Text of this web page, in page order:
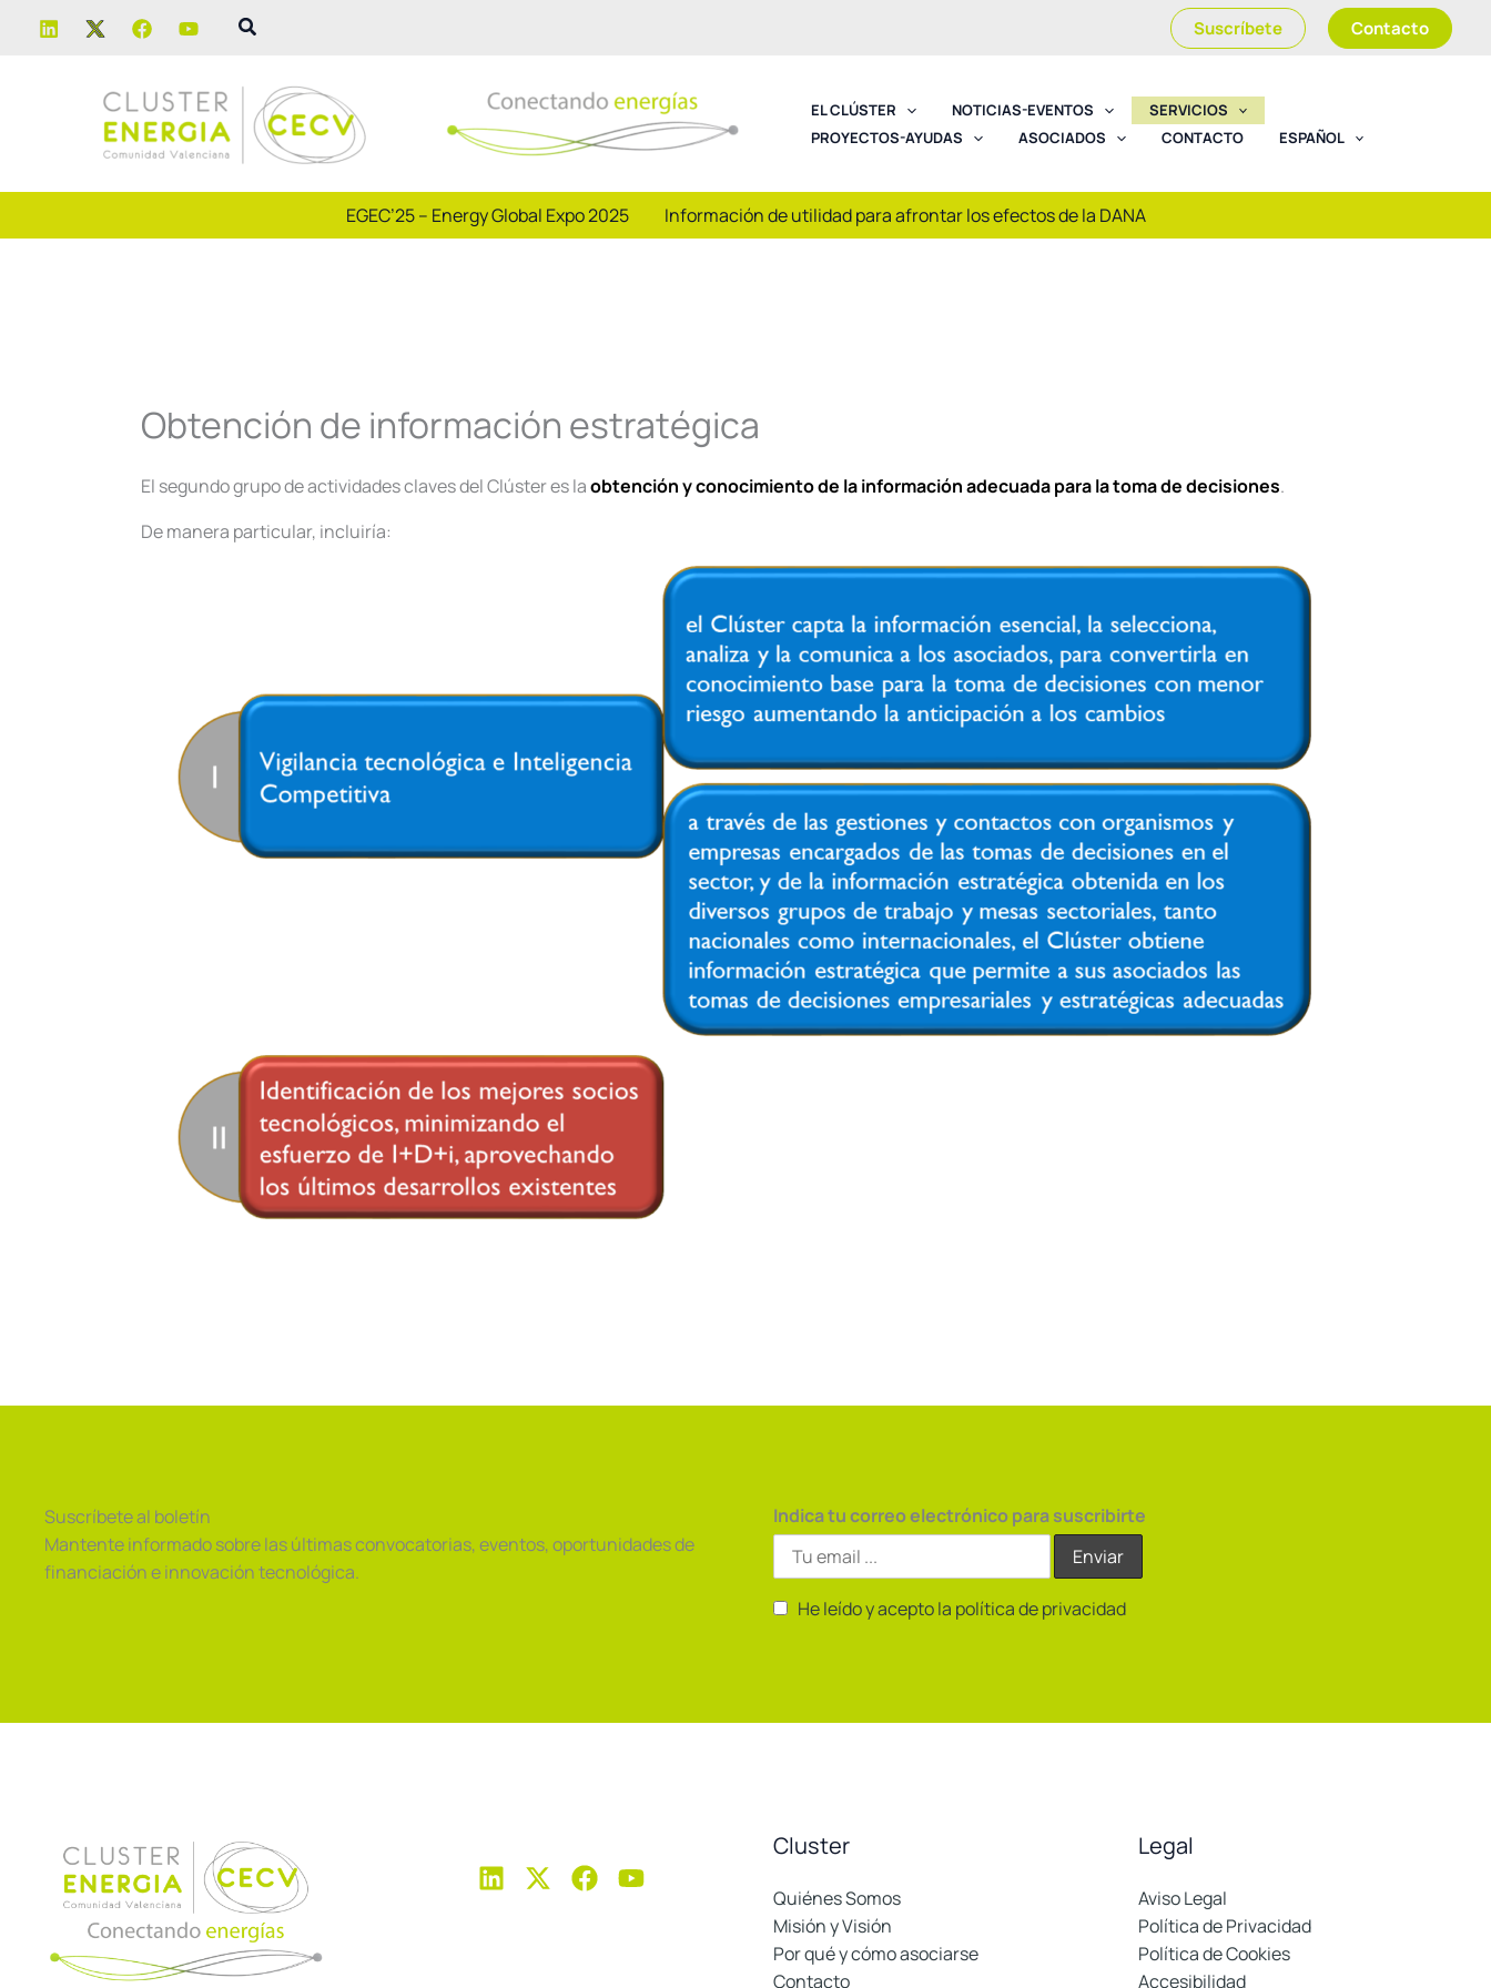
Buscar Suscríbete Contacto
EL CLÚSTER NOTICIAS-EVENTOS
SERVICIOS
PROYECTOS-AYUDAS
ASOCIADOS CONTACTO ESPAÑOL
EGEC’25 – Energy Global Expo 2025 Información de utilidad para afrontar los efectos de la DANA
Obtención de información estratégica
El segundo grupo de actividades claves del Clúster es laobtención y conocimiento de la información adecuada para la toma de decisiones.
De manera particular, incluiría:
Suscríbete al boletín
Mantente informado sobre las últimas convocatorias, eventos, oportunidades de
financiación e innovación tecnológica.
Indica tu correo electrónico para suscribirte
He leído y acepto la política de privacidad
Cluster
Quiénes Somos
Misión y Visión
Por qué y cómo asociarse
Contacto
Legal
Aviso Legal
Política de Privacidad
Política de Cookies
Accesibilidad